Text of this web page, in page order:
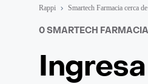
Rappi Smartech Farmacia cerca
0 SMARTECH